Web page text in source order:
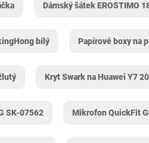
Dámský šátek EROSTIMO
bílý Papírové boxy na
Kryt Swark na Huawei Y7
SK-07562 Mikrofon QuickFit